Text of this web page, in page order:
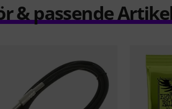
& passende